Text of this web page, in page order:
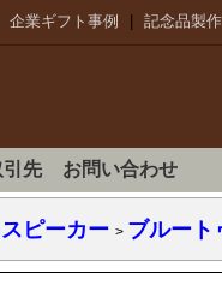
企業ギフト事例 記念品製作
引先 お問い合わせ
ピーカー > ブルート